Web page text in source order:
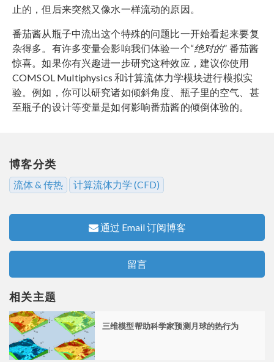
止的，但后来突然又像水一样流动的原因。
番茄酱从瓶子中流出这个特殊的问题比一开始看起来要复
杂得多。有许多变量会影响我们体验一个“绝对的” 番茄酱
惊喜。如果你有兴趣进一步研究这种效应，建议你使用
COMSOL Multiphysics 和计算流体力学模块进行模拟实
验。例如，你可以研究诸如倾斜角度、瓶子里的空气、甚
至瓶子的设计等变量是如何影响番茄酱的倾倒体验的。
博客分类
流体 & 传热 计算流体力学 (CFD)
通过 Email 订阅博客
留言
相关主题
三维模型帮助科学家预测月球的热行为